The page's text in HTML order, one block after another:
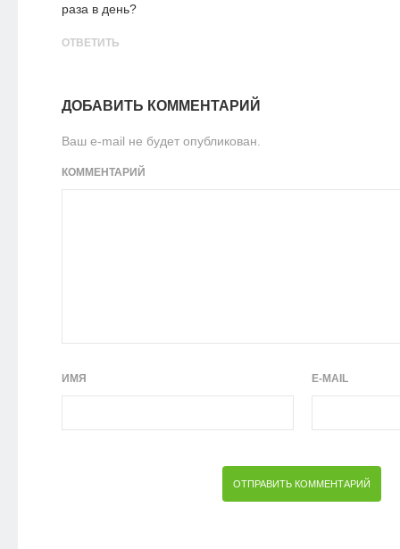
раза в день?
ОТВЕТИТЬ
ДОБАВИТЬ КОММЕНТАРИЙ
Ваш e-mail не будет опубликован.
КОММЕНТАРИЙ
ИМЯ E-MAIL